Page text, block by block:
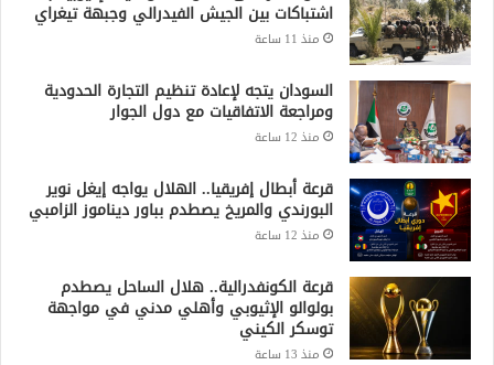
اشتباكات بين الجيش الفيدرالي وجبهة تيغراي
منذ 11 ساعة
السودان يتجه لإعادة تنظيم التجارة الحدودية
ومراجعة الاتفاقيات مع دول الجوار
منذ 12 ساعة
قرعة أبطال إفريقيا.. الهلال يواجه إيغل نوير
البورندي والمريخ يصطدم بباور ديناموز الزامبي
منذ 12 ساعة
قرعة الكونفدرالية.. هلال الساحل يصطدم
بولوالو الإثيوبي وأهلي مدني في مواجهة
توسكر الكيني
منذ 13 ساعة